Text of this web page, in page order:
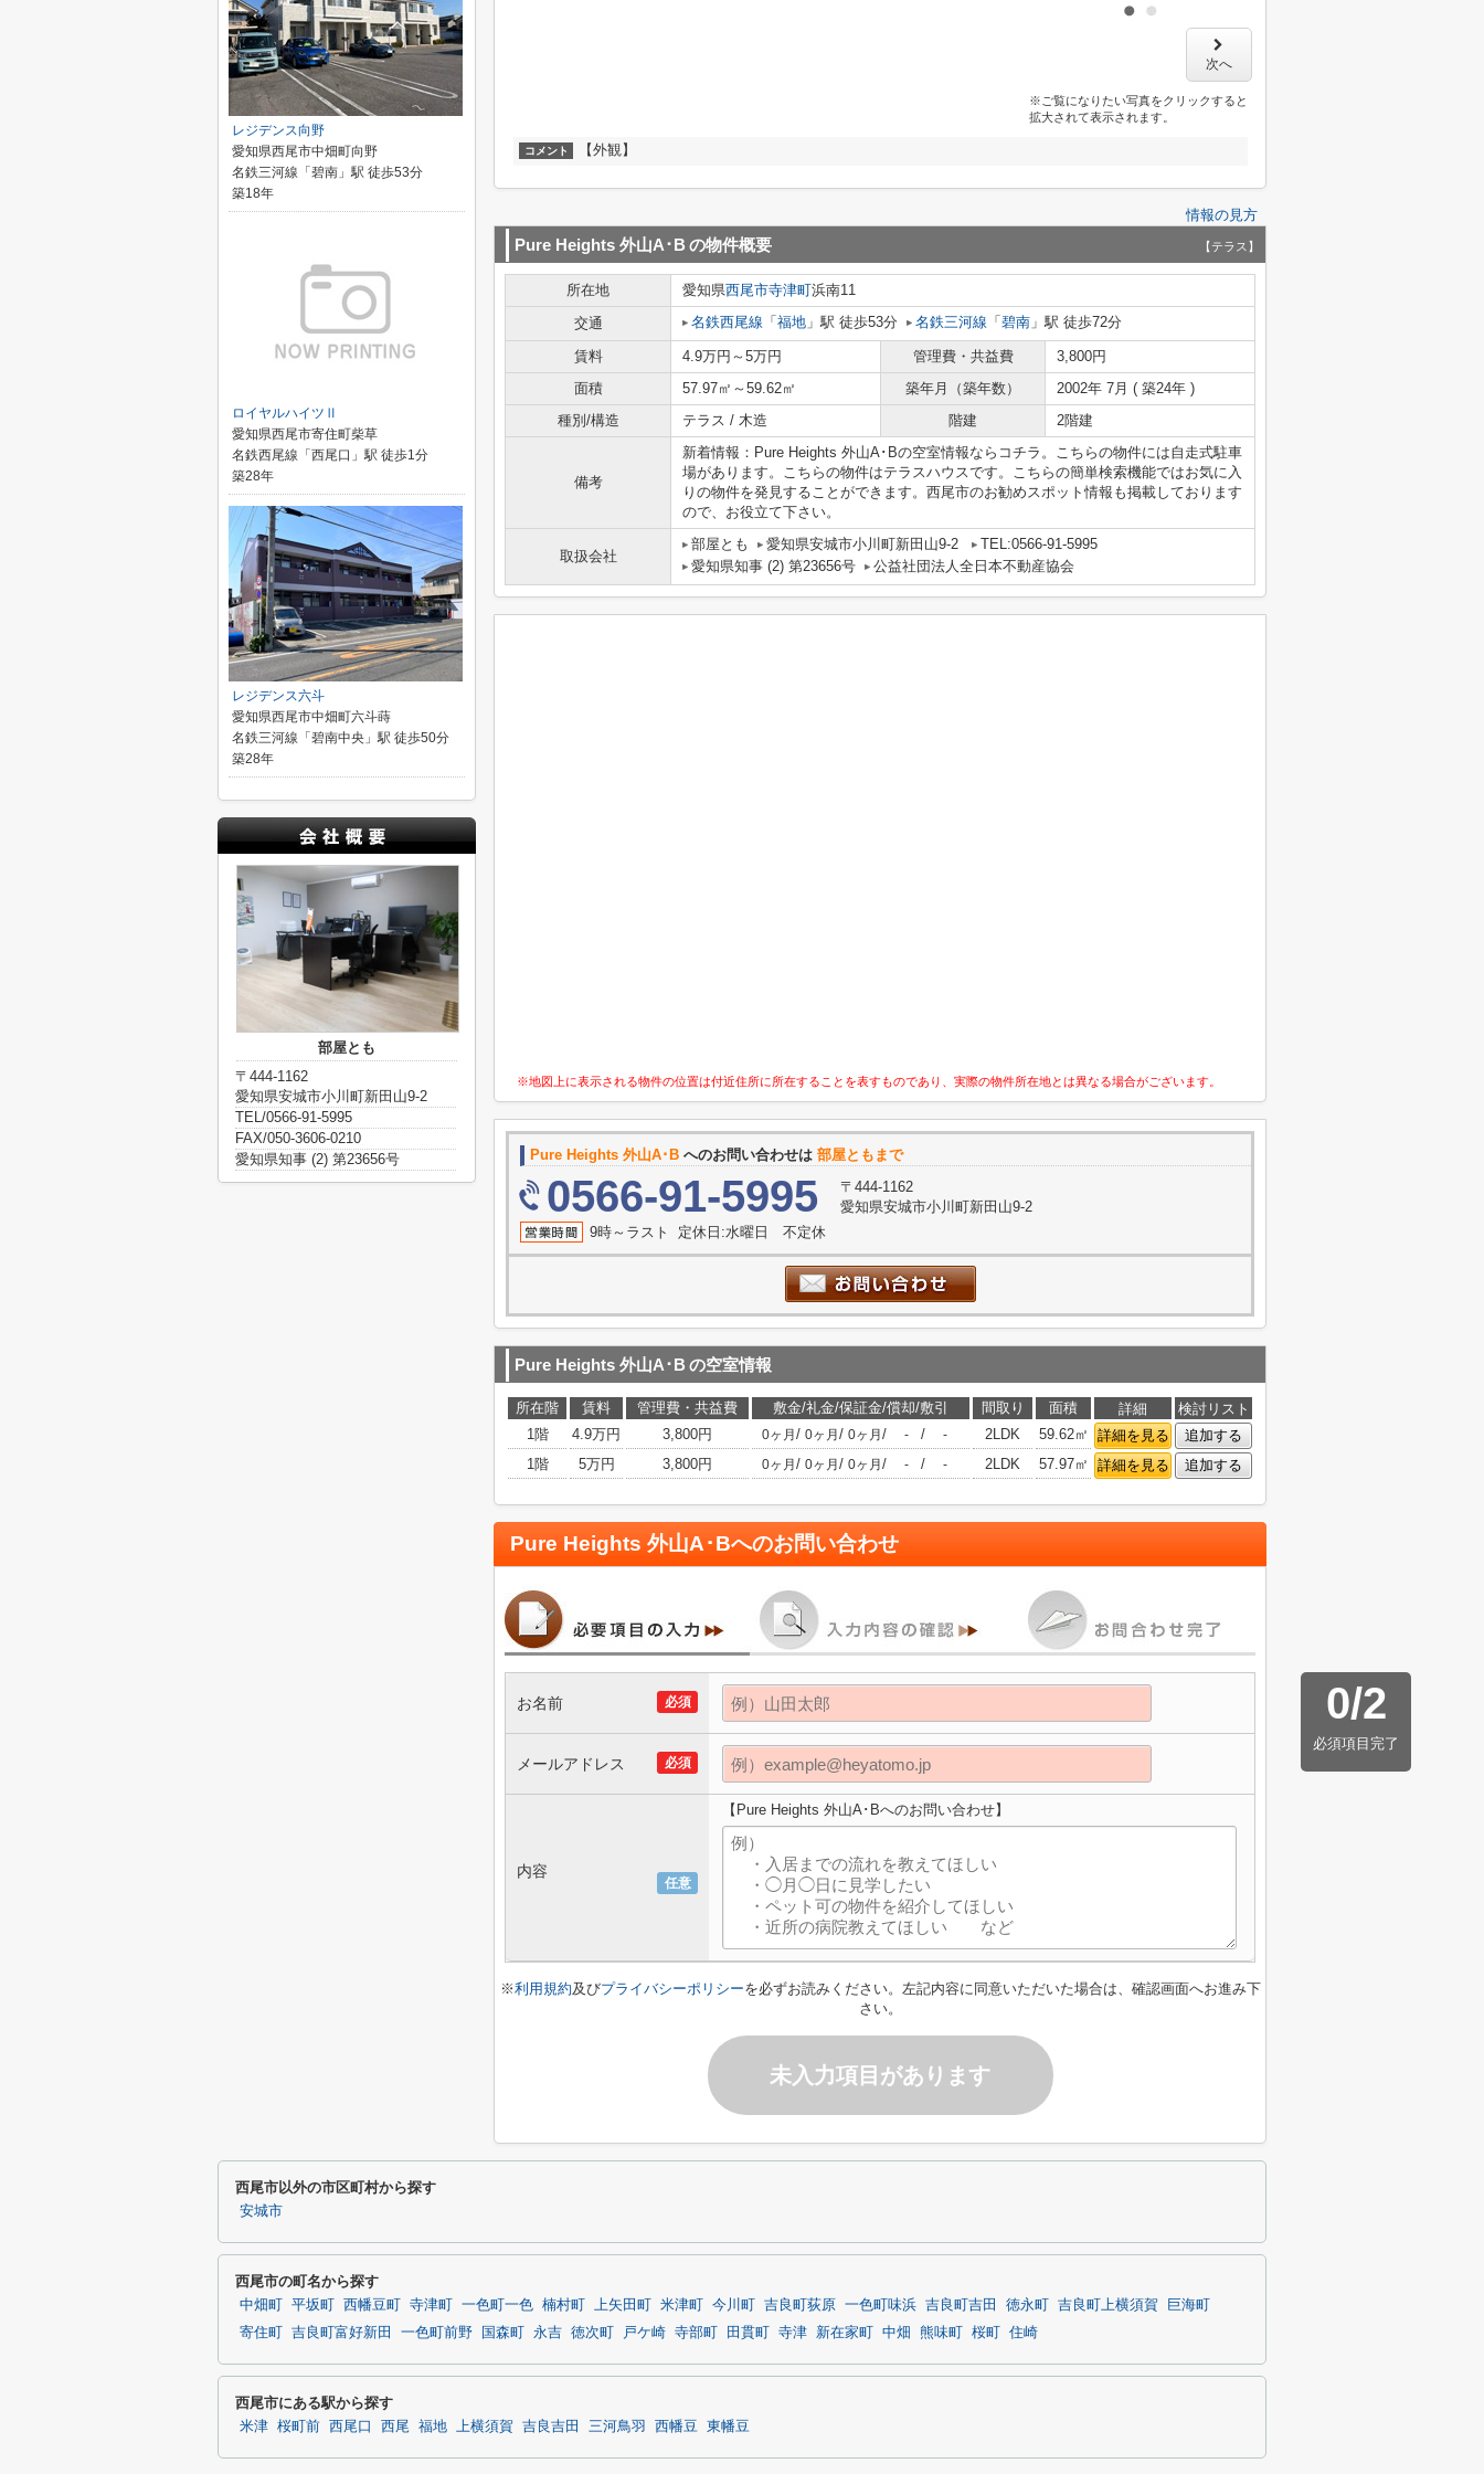
次へ
※ご覧になりたい写真をクリックすると
拡大されて表示されます。
コメント 【外観】
情報の見方
Pure Heights 外山A･B の物件概要 【テラス】
所在地 愛知県西尾市寺津町浜南11
交通
名鉄西尾線 「 福地 」駅 徒歩53分 名鉄三河線 「 碧南 」駅 徒歩72分
賃料 4.9万円～5万円 管理費・共益費
3,800円
面積
57.97㎡～59.62㎡ 築年月（築年数）
2002年 7月 ( 築24年 )
種別/構造
テラス / 木造 階建 2階建
備考
新着情報：Pure Heights 外山A･Bの空室情報ならコチラ。こちらの物件には自走式駐車
場があります。こちらの物件はテラスハウスです。こちらの簡単検索機能ではお気に入
りの物件を発見することができます。西尾市のお勧めスポット情報も掲載しております
ので、お役立て下さい。
取扱会社
部屋とも 愛知県安城市小川町新田山9-2
TEL:0566-91-5995
愛知県知事 (2) 第23656号
公益社団法人全日本不動産協会
※地図上に表示される物件の位置は付近住所に所在することを表すものであり、実際の物件所在地とは異なる場合がございます。
Pure Heights 外山A･B へのお問い合わせは 部屋ともまで
0566-91-5995
〒444-1162
愛知県安城市小川町新田山9-2
9時～ラスト 定休日:水曜日 不定休
Pure Heights 外山A･B の空室情報
所在階 賃料 管理費・共益費 敷金/礼金/保証金/償却/敷引 間取り 面積 詳細
検討リスト
1階
4.9万円 3,800円 0ヶ月 / 0ヶ月 / 0ヶ月 / - / - 2LDK 59.62㎡ 詳細を見る
追加する
1階
5万円 3,800円 0ヶ月 / 0ヶ月 / 0ヶ月 / - / - 2LDK 57.97㎡ 詳細を見る 追加する
Pure Heights 外山A･Bへのお問い合わせ
0/2
必須項目完了
必須
お名前
必須
メールアドレス
任意
内容
【Pure Heights 外山A･Bへのお問い合わせ】
※利用規約及びプライバシーポリシーを必ずお読みください。左記内容に同意いただいた場合は、確認画面へお進み下
さい。
未入力項目があります
レジデンス向野
愛知県西尾市中畑町向野
名鉄三河線「碧南」駅 徒歩53分
築18年
ロイヤルハイツⅡ
愛知県西尾市寄住町柴草
名鉄西尾線「西尾口」駅 徒歩1分
築28年
レジデンス六斗
愛知県西尾市中畑町六斗蒔
名鉄三河線「碧南中央」駅 徒歩50分
築28年
部屋とも
〒444-1162
愛知県安城市小川町新田山9-2
TEL/0566-91-5995
FAX/050-3606-0210
愛知県知事 (2) 第23656号
西尾市以外の市区町村から探す
安城市
西尾市の町名から探す
中畑町 平坂町 西幡豆町 寺津町 一色町一色 楠村町 上矢田町 米津町 今川町 吉良町荻原 一色町味浜 吉良町吉田 徳永町 吉良町上横須賀
巨海町
寄住町
吉良町富好新田 一色町前野 国森町 永吉 徳次町 戸ケ崎 寺部町 田貫町 寺津 新在家町 中畑 熊味町 桜町 住崎
西尾市にある駅から探す
米津 桜町前 西尾口 西尾 福地 上横須賀 吉良吉田 三河鳥羽 西幡豆 東幡豆